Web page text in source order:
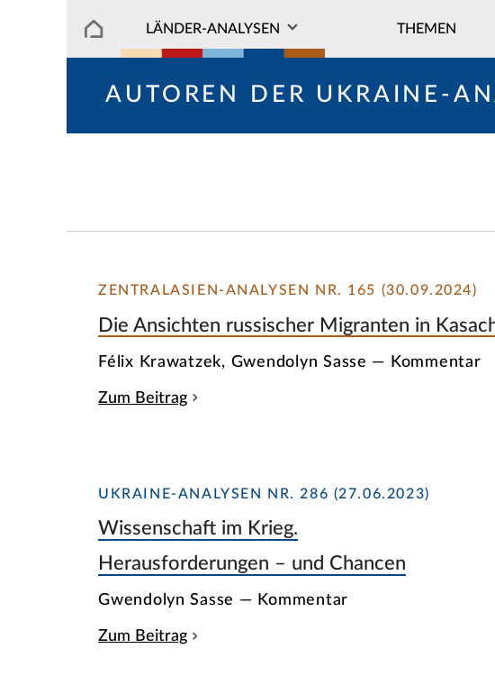
LÄNDER-ANALYSEN THEMEN
AUTOREN DER UKRAINE-
ZENTRALASIEN-ANALYSEN NR. 165 (30.09.2024)
Die Ansichten russischer Migranten in
Félix Krawatzek, Gwendolyn Sasse — Kommentar
Zum Beitrag
UKRAINE-ANALYSEN NR. 286 (27.06.2023)
Wissenschaft im Krieg.
Herausforderungen – und Chancen
Gwendolyn Sasse — Kommentar
Zum Beitrag